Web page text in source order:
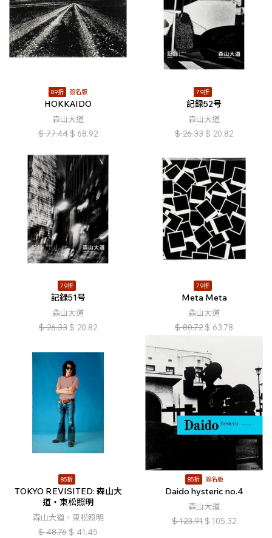
89折 簽名版
HOKKAIDO
森山大道
$ 77.44 $ 68.92
79折
記録52号
森山大道
$ 26.33 $ 20.82
79折
記録51号
森山大道
$ 26.33 $ 20.82
79折
Meta Meta
森山大道
$ 80.72 $ 63.78
85折
TOKYO REVISITED: 森山大
道・東松照明
森山大道、東松照明
$ 48.76 $ 41.45
85折 簽名版
Daido hysteric no.4
森山大道
$ 123.91 $ 105.32